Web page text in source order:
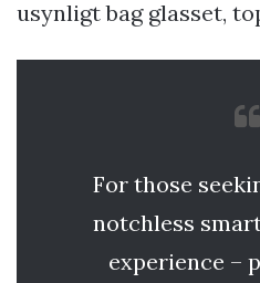
usynligt bag glasset,
For those
notchless
experience –